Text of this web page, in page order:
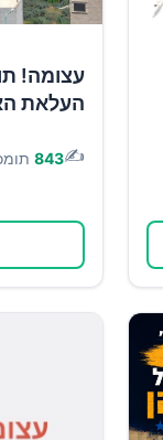
עצומה!
העלאת
✍️
843